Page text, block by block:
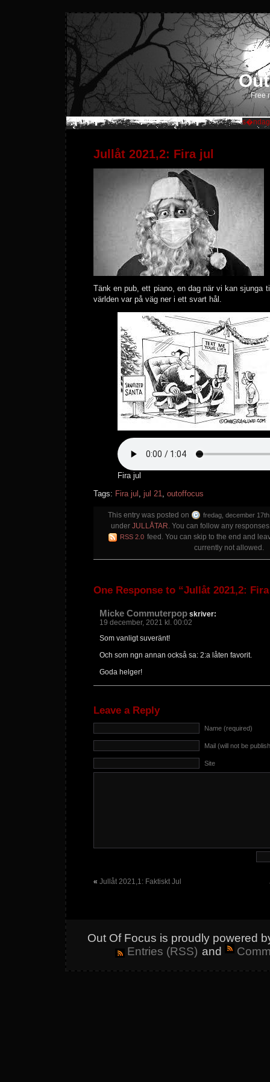
Free
Jullåt 2021,2: Fira jul
Tänk en pub, ett piano, en dag när vi kan sjunga
världen var på väg ner i ett svart hål.
Fira jul
Tags: Fira jul , jul 21, outoffocus
This entry was posted on fredag, december
under JULLÅTAR. You can follow any
RSS 2.0 feed. You can skip to the end and
currently not allowed.
One Response to “Jullåt 2021,2:
Micke Commuterpop skriver:
19 december, 2021 kl. 00:02
Som vanligt suveränt!
Och som ngn annan också sa: 2:a låten favorit.
Goda helger!
Leave a Reply
Name (required)
Mail (will not be
Site
« Jullåt 2021,1: Faktiskt Jul
Out Of Focus is proudly powered
Entries (RSS) and